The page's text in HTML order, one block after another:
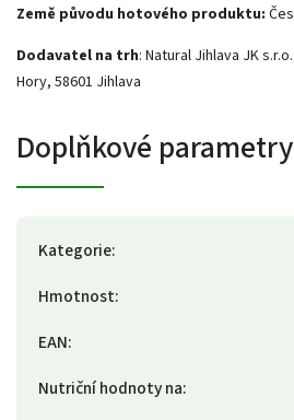
Země původu hotového produktu:
Dodavatel na trh: Natural Jihlava JK
Hory, 58601 Jihlava
Doplňkové parametry
Kategorie:
Hmotnost:
EAN:
Nutriční hodnoty na: